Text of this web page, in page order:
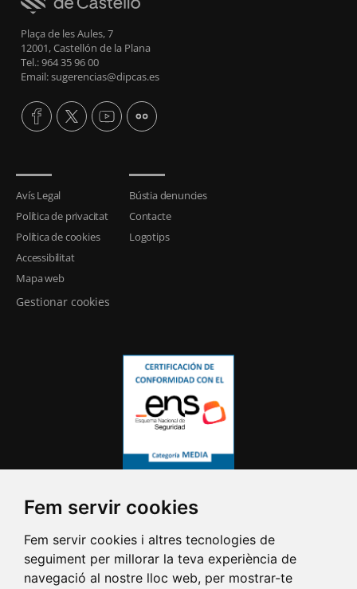
Fem servir cookies
Fem servir cookies i altres tecnologies de
seguiment per millorar la teva experiència de
navegació al nostre lloc web, per mostrar-te
Plaça de les Aules, 7
12001, Castellón de la Plana
Tel.: 964 35 96 00
Email: sugerencias@dipcas.es
Avís Legal
Política de privacitat
Política de cookies
Accessibilitat
Mapa web
Gestionar cookies
Bústia denuncies
Contacte
Logotips